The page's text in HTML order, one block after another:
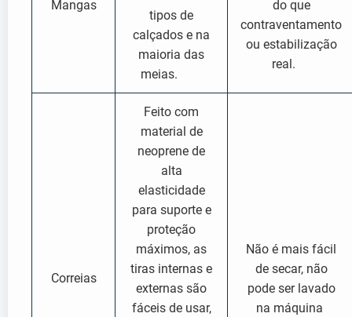
Mangas
tipos de
calçados e na
maioria das
meias.
do que
contraventamento
ou estabilização
real.
Correias
Feito com
material de
neoprene de
alta
elasticidade
para suporte e
proteção
máximos, as
tiras internas e
externas são
fáceis de usar,
Não é mais fácil
de secar, não
pode ser lavado
na máquina